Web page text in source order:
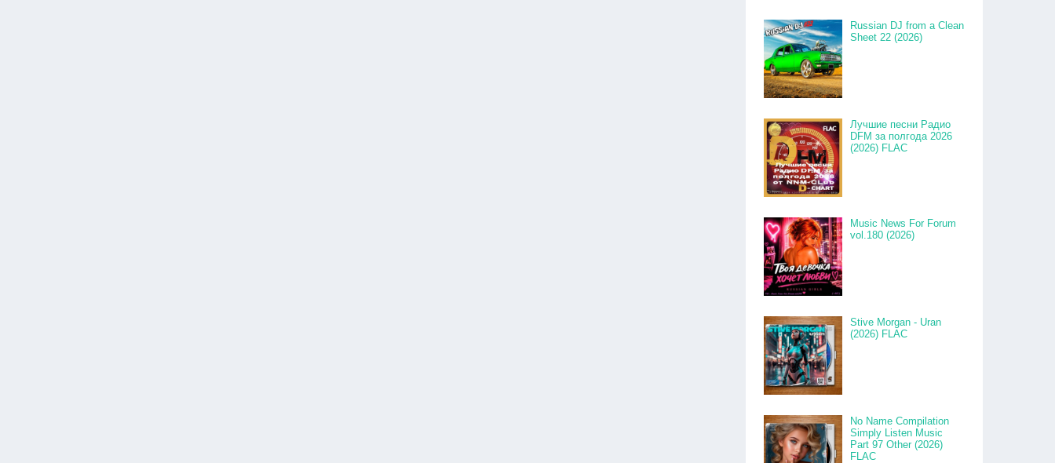
Russian DJ from a Clean
Sheet 22 (2026)
Лучшие песни Радио
DFM за полгода 2026
(2026) FLAC
Music News For Forum
vol.180 (2026)
Stive Morgan - Uran
(2026) FLAC
No Name Compilation
Simply Listen Music
Part 97 Other (2026)
FLAC